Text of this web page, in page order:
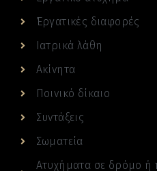
Έργατικές διαφορές
Iατρικά λάθη
Ακίνητα
Ποινικό δίκαιο
Συντάξεις
Σωματεία
Ατυχήματα σε δρόμο ή